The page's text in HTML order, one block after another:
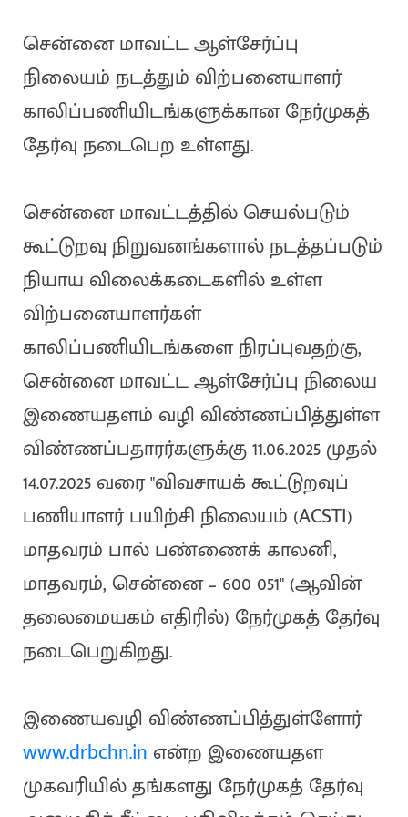
சென்னை மாவட்ட ஆள்சேர்ப்பு
நிலையம் நடத்தும் விற்பனையாளர்
காலிப்பணியிடங்களுக்கான நேர்முகத்
தேர்வு நடைபெற உள்ளது.
சென்னை மாவட்டத்தில் செயல்படும்
கூட்டுறவு நிறுவனங்களால் நடத்தப்படும்
நியாய விலைக்கடைகளில் உள்ள
விற்பனையாளர்கள்
காலிப்பணியிடங்களை நிரப்புவதற்கு,
சென்னை மாவட்ட ஆள்சேர்ப்பு நிலைய
இணையதளம் வழி விண்ணப்பித்துள்ள
விண்ணப்பதாரர்களுக்கு 11.06.2025 முதல்
14.07.2025 வரை "விவசாயக் கூட்டுறவுப்
பணியாளர் பயிற்சி நிலையம் (ACSTI)
மாதவரம் பால் பண்ணைக் காலனி,
மாதவரம், சென்னை – 600 051" (ஆவின்
தலைமையகம் எதிரில்) நேர்முகத் தேர்வு
நடைபெறுகிறது.
இணையவழி விண்ணப்பித்துள்ளோர்
www.drbchn.in என்ற இணையதள
முகவரியில் தங்களது நேர்முகத் தேர்வு